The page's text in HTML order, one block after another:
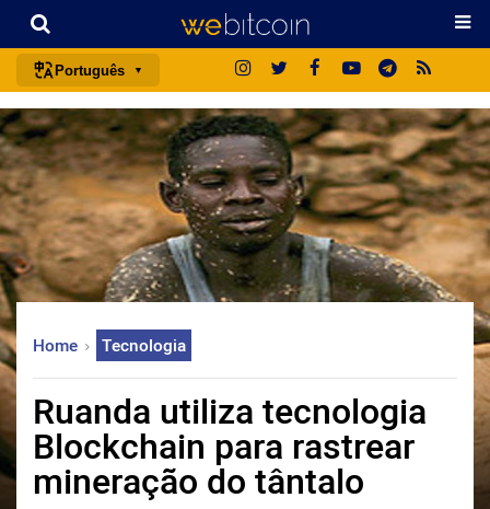
Português
português (BR)
english
español
français
italiano
deutsch
中文
한국어
العربية
ไทย
Home Tecnologia
Ruanda utiliza tecnologia
Blockchain para rastrear
mineração do tântalo